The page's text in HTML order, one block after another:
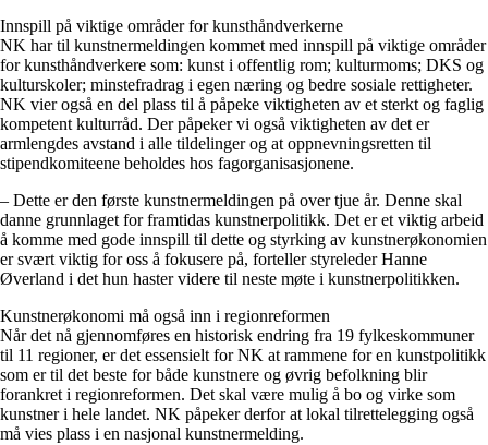
Innspill på viktige områder for kunsthåndverkerne
NK har til kunstnermeldingen kommet med innspill på viktige områder
for kunsthåndverkere som: kunst i offentlig rom; kulturmoms; DKS og
kulturskoler; minstefradrag i egen næring og bedre sosiale rettigheter.
NK vier også en del plass til å påpeke viktigheten av et sterkt og faglig
kompetent kulturråd. Der påpeker vi også viktigheten av det er
armlengdes avstand i alle tildelinger og at oppnevningsretten til
stipendkomiteene beholdes hos fagorganisasjonene.
– Dette er den første kunstnermeldingen på over tjue år. Denne skal
danne grunnlaget for framtidas kunstnerpolitikk. Det er et viktig arbeid
å komme med gode innspill til dette og styrking av kunstnerøkonomien
er svært viktig for oss å fokusere på, forteller styreleder Hanne
Øverland i det hun haster videre til neste møte i kunstnerpolitikken.
Kunstnerøkonomi må også inn i regionreformen
Når det nå gjennomføres en historisk endring fra 19 fylkeskommuner
til 11 regioner, er det essensielt for NK at rammene for en kunstpolitikk
som er til det beste for både kunstnere og øvrig befolkning blir
forankret i regionreformen. Det skal være mulig å bo og virke som
kunstner i hele landet. NK påpeker derfor at lokal tilrettelegging også
må vies plass i en nasjonal kunstnermelding.